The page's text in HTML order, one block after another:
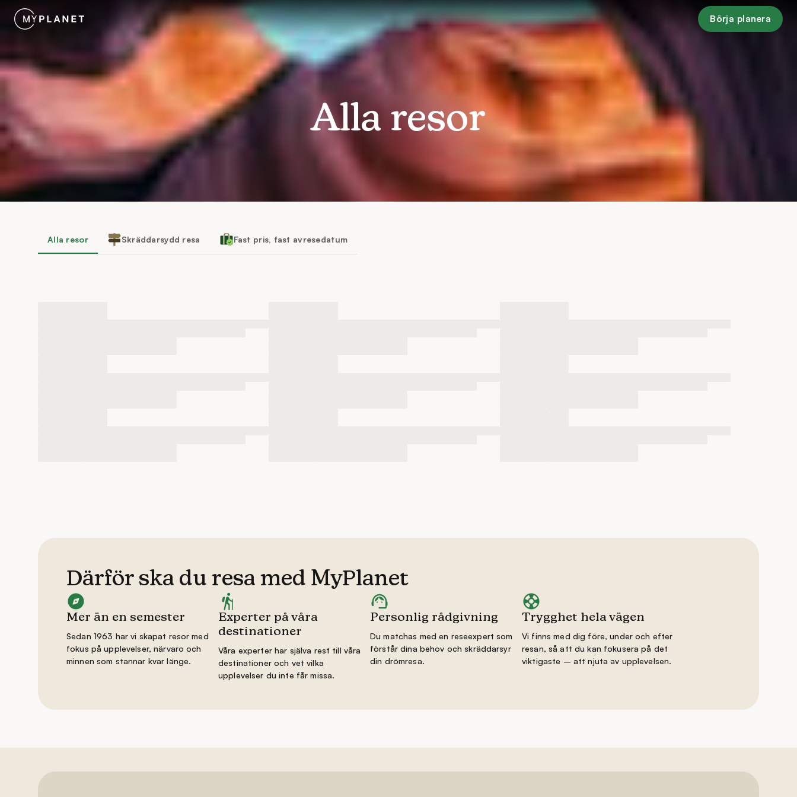
Börja planera
Alla resor
Alla resor Skräddarsydd resa Fast pris, fast avresedatum
Därför ska du resa med MyPlanet
Mer än en semester
Sedan 1963 har vi skapat resor med
fokus på upplevelser, närvaro och
minnen som stannar kvar länge.
Experter på våra
destinationer
Våra experter har själva rest till våra
destinationer och vet vilka
upplevelser du inte får missa.
Personlig rådgivning
Du matchas med en reseexpert som
förstår dina behov och skräddarsyr
din drömresa.
Trygghet hela vägen
Vi finns med dig före, under och efter
resan, så att du kan fokusera på det
viktigaste – att njuta av upplevelsen.